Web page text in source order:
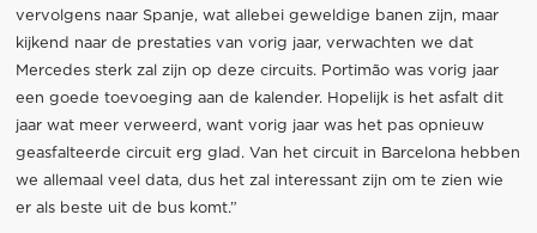
vervolgens naar Spanje, wat allebei geweldige banen zijn, maar
kijkend naar de prestaties van vorig jaar, verwachten we dat
Mercedes sterk zal zijn op deze circuits. Portimão was vorig jaar
een goede toevoeging aan de kalender. Hopelijk is het asfalt dit
jaar wat meer verweerd, want vorig jaar was het pas opnieuw
geasfalteerde circuit erg glad. Van het circuit in Barcelona hebben
we allemaal veel data, dus het zal interessant zijn om te zien wie
er als beste uit de bus komt.”